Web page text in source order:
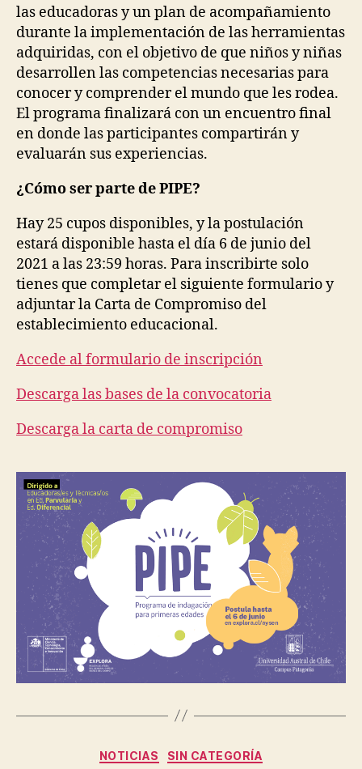
las educadoras y un plan de acompañamiento
durante la implementación de las herramientas
adquiridas, con el objetivo de que niños y niñas
desarrollen las competencias necesarias para
conocer y comprender el mundo que les rodea.
El programa finalizará con un encuentro final
en donde las participantes compartirán y
evaluarán sus experiencias.
¿Cómo ser parte de PIPE?
Hay 25 cupos disponibles, y la postulación
estará disponible hasta el día 6 de junio del
2021 a las 23:59 horas. Para inscribirte solo
tienes que completar el siguiente formulario y
adjuntar la Carta de Compromiso del
establecimiento educacional.
Accede al formulario de inscripción
Descarga las bases de la convocatoria
Descarga la carta de compromiso
Categorías
NOTICIAS SIN CATEGORÍA